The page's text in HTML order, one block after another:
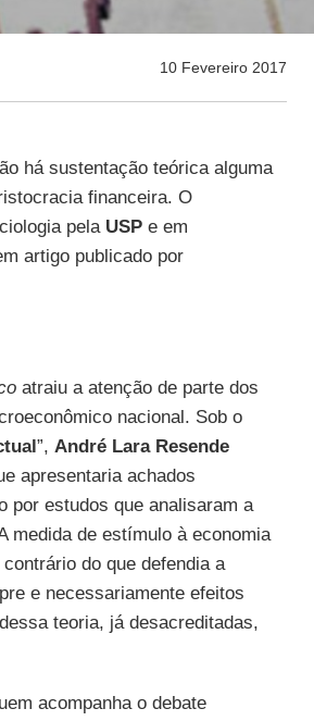
10 Fevereiro 2017
há sustentação teórica alguma
financeira. O
pelaUSP e em
artigo publicado por
atraiu a atenção de parte dos
nacional. Sob o
”, André Lara Resende
apresentaria achados
por estudos que analisaram a
medida de estímulo à economia
do que defendia a
e necessariamente efeitos
teoria, já desacreditadas,
acompanha o debate